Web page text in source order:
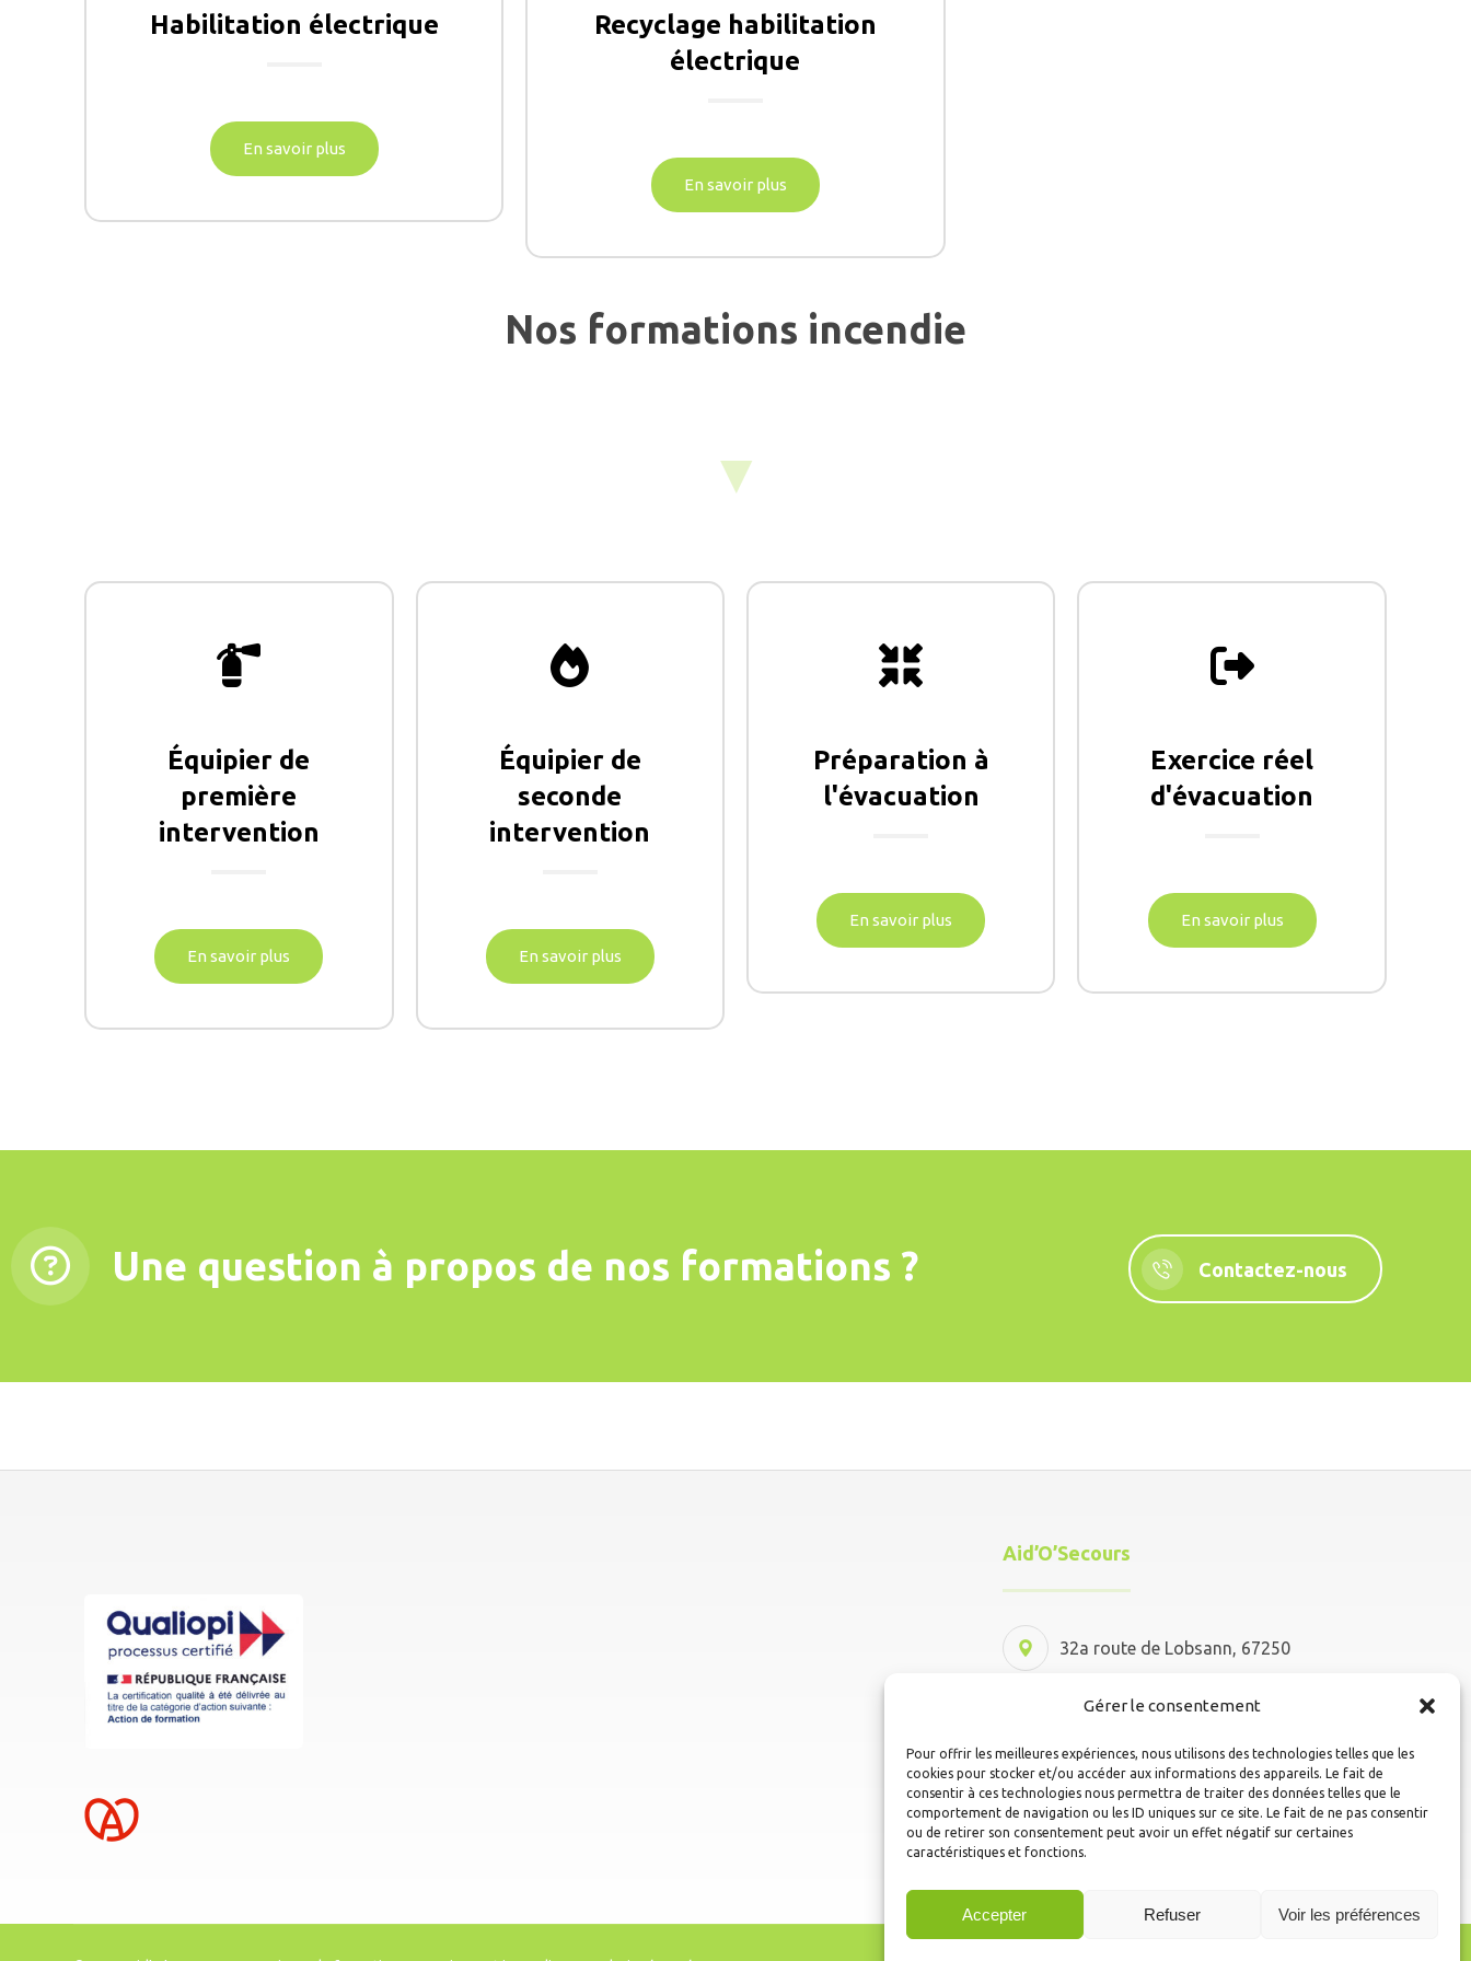
Gérer le consentement
Pour offrir les meilleures expériences, nous utilisons des technologies telles que les
cookies pour stocker et/ou accéder aux informations des appareils. Le fait de
consentir à ces technologies nous permettra de traiter des données telles que le
comportement de navigation ou les ID uniques sur ce site. Le fait de ne pas consentir
ou de retirer son consentement peut avoir un effet négatif sur certaines
caractéristiques et fonctions.
Accepter Refuser Voir les préférences
Habilitation électrique
En savoir plus
Recyclage habilitation
électrique
En savoir plus
Nos formations incendie
▼
Équipier de
première
intervention
En savoir plus
Équipier de
seconde
intervention
En savoir plus
Préparation à
l'évacuation
En savoir plus
Exercice réel
d'évacuation
En savoir plus
Une question à propos de nos formations ? Contactez-nous
Aid’O’Secours
32a route de Lobsann, 67250
aidosecours@gmail.com